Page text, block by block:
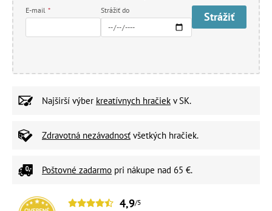
E-mail * Strážiť do Strážiť
Najširší výber kreatívnych hračiek v SK.
Zdravotná nezávadnosť všetkých hračiek.
Poštovné zadarmo pri nákupe nad 65 €.
4,9/5